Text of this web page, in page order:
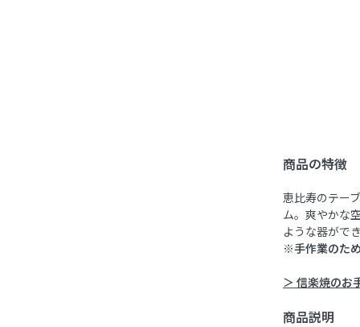
商品の特徴
恵比寿のテー
ム。爽やかな
ような器がで
※手作業のた
＞ 信楽焼のお
商品説明